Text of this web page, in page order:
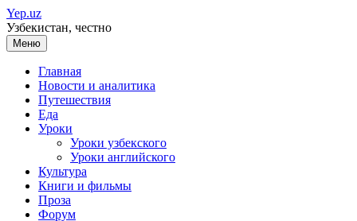
Перейти
к
содержимому
Yep.uz
Узбекистан, честно
Меню
Главная
Новости и аналитика
Путешествия
Еда
Уроки
Уроки узбекского
Уроки английского
Культура
Книги и фильмы
Проза
Форум